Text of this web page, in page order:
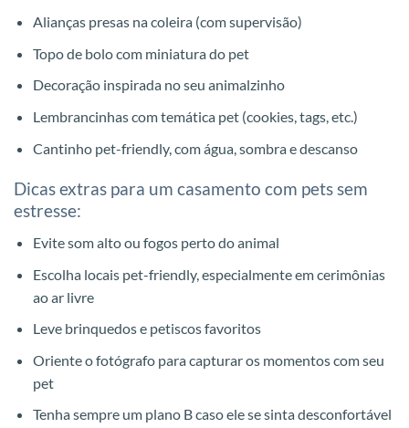
Alianças presas na coleira (com supervisão)
Topo de bolo com miniatura do pet
Decoração inspirada no seu animalzinho
Lembrancinhas com temática pet (cookies, tags, etc.)
Cantinho pet-friendly, com água, sombra e descanso
Dicas extras para um casamento com pets sem
estresse:
Evite som alto ou fogos perto do animal
Escolha locais pet-friendly, especialmente em cerimônias
ao ar livre
Leve brinquedos e petiscos favoritos
Oriente o fotógrafo para capturar os momentos com seu
pet
Tenha sempre um plano B caso ele se sinta desconfortável